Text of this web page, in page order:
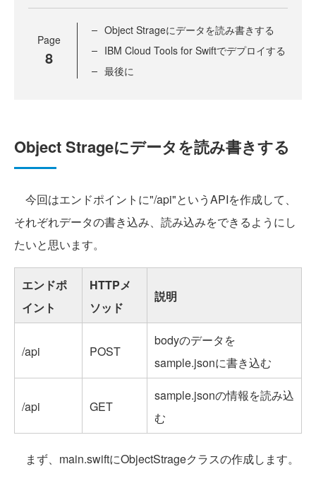
Page
8
Object Strageにデータを読み書きする
IBM Cloud Tools for Swiftでデプロイする
最後に
Object Strageにデータを読み書きする
今回はエンドポイントに"/api"というAPIを作成して、
それぞれデータの書き込み、読み込みをできるようにし
たいと思います。
エンドポ
イント
HTTPメ
ソッド
説明
/api POST
bodyのデータを
sample.jsonに書き込む
/api GET
sample.jsonの情報を読み込
む
まず、main.swiftにObjectStrageクラスの作成します。